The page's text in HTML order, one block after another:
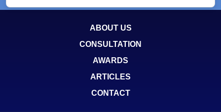
ABOUT US
CONSULTATION
AWARDS
ARTICLES
CONTACT